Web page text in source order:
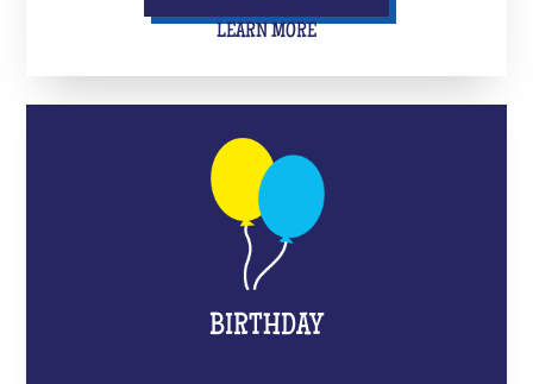
LEARN MORE
BIRTHDAY